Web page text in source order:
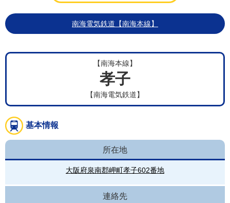
南海電気鉄道【南海本線】
【南海本線】
孝子
【南海電気鉄道】
基本情報
所在地
大阪府泉南郡岬町孝子602番地
連絡先